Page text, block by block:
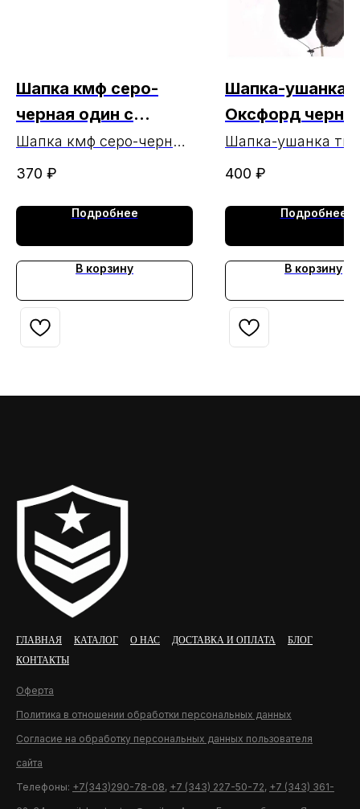
Шапка кмф серо-
черная один с
флисом МАРКА (чз
22.01.25)
Шапка кмф серо-черная
один с флисом МАРКА
370 ₽
Подробнее
В корзину
Шапка-ушанка
Оксфорд
62 МАРКА (чз
24.01.2025г.)
Шапка-ушанка тк.
Оксфорд черный,
400 ₽
Подробнее
В корзину
ГЛАВНАЯ КАТАЛОГ О НАС ДОСТАВКА И ОПЛАТА
БЛОГ
КОНТАКТЫ
Оферта
Политика в отношении обработки персональных данных
Согласие на обработку персональных данных пользователя
сайта
Телефоны: +7(343)290-78-08, +7 (343) 227-50-72, +7 (343) 361-